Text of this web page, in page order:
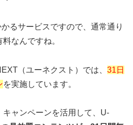
るサービスですので、通常通り
なんですね。
（ユーネクスト）では、 31日
を実施しています。
キャンペーンを活用して、U-